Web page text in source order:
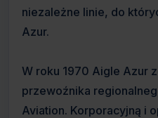
niezależne linie, do
Azur.
W roku 1970 Aigle Azur
przewoźnika
Aviation. Korporacyjną i